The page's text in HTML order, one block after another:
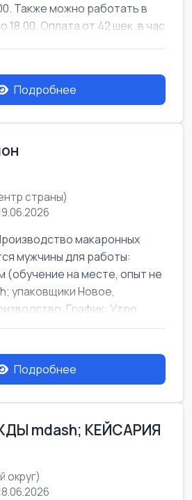
Также можно работать в
18.00. Оплата от 42 шек. в час
Подробнее
страны)
макаронных
мужчины для работы:
(обучение на месте, опыт не
упаковщики Новое,
График: Утро
Подробнее
mdash; КЕЙСАРИЯ
округ)